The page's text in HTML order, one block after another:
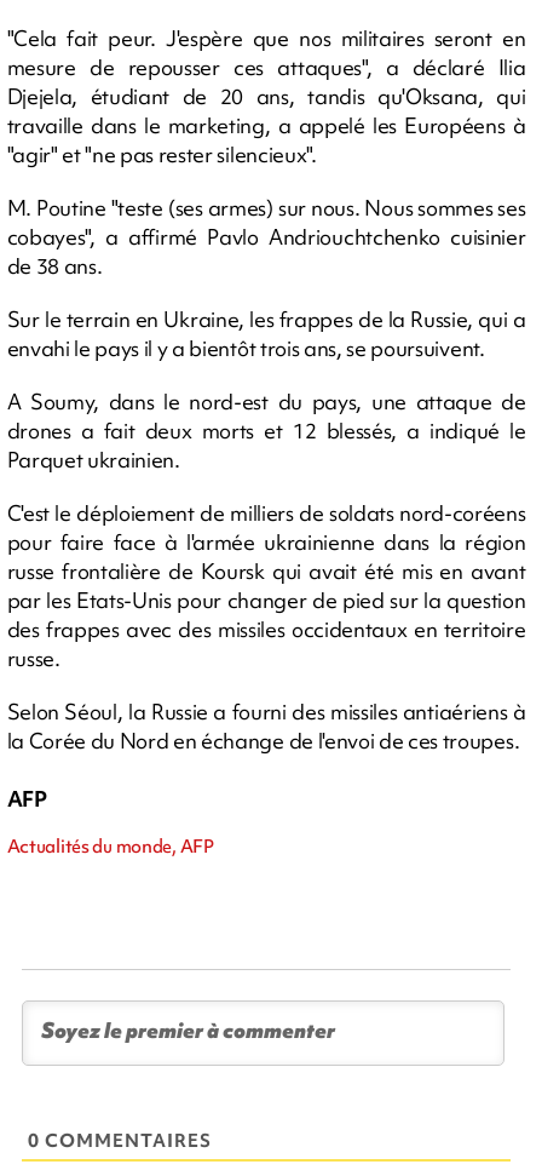
"Cela fait peur. J'espère que nos militaires seront en
mesure de repousser ces attaques", a déclaré Ilia
Djejela, étudiant de 20 ans, tandis qu'Oksana, qui
travaille dans le marketing, a appelé les Européens à
"agir" et "ne pas rester silencieux".
M. Poutine "teste (ses armes) sur nous. Nous sommes ses
cobayes", a affirmé Pavlo Andriouchtchenko cuisinier
de 38 ans.
Sur le terrain en Ukraine, les frappes de la Russie, qui a
envahi le pays il y a bientôt trois ans, se poursuivent.
A Soumy, dans le nord-est du pays, une attaque de
drones a fait deux morts et 12 blessés, a indiqué le
Parquet ukrainien.
C'est le déploiement de milliers de soldats nord-coréens
pour faire face à l'armée ukrainienne dans la région
russe frontalière de Koursk qui avait été mis en avant
par les Etats-Unis pour changer de pied sur la question
des frappes avec des missiles occidentaux en territoire
russe.
Selon Séoul, la Russie a fourni des missiles antiaériens à
la Corée du Nord en échange de l'envoi de ces troupes.
AFP
Actualités du monde, AFP
0 COMMENTAIRES